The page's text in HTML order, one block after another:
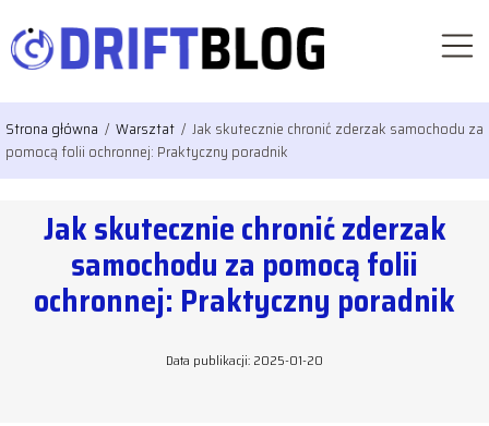
Strona główna / Warsztat / Jak skutecznie chronić zderzak samochodu za
pomocą folii ochronnej: Praktyczny poradnik
Jak skutecznie chronić zderzak
samochodu za pomocą folii
ochronnej: Praktyczny poradnik
Data publikacji: 2025-01-20